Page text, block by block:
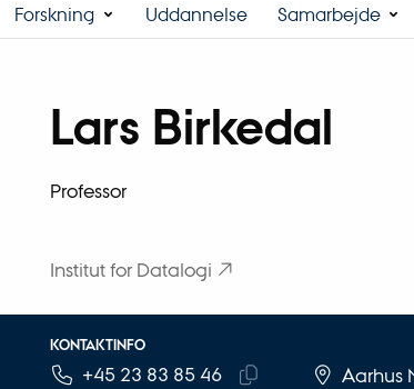
Forskning Uddannelse Samarbejde
Lars Birkedal
Titel
Professor
Institut for Datalogi
KONTAKTINFO
TELEFONNUMMER
+45 23 83 85 46
MAILADRESSE Aarhus